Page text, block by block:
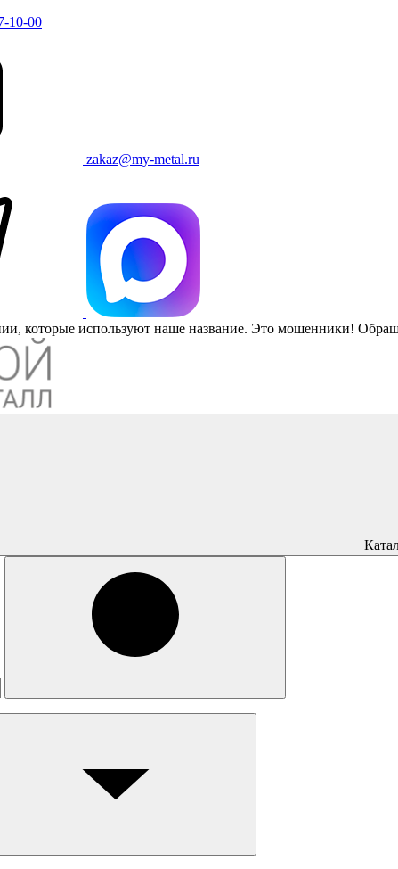
10-00
zakaz@my-metal.ru
которые используют наше название. Это мошенники!